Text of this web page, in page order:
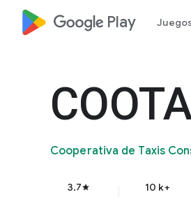
google_logo Play
Cooperativa de Taxis
3.7star 10 k+